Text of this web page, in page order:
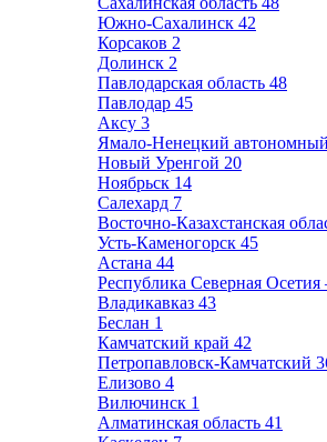
Южно-Сахалинск 42
Корсаков 2
Долинск 2
Павлодарская область 48
Павлодар 45
Аксу 3
Ямало-Ненецкий
Новый Уренгой 20
Ноябрьск 14
Салехард 7
Восточно-Казахстанская
Усть-Каменогорск 45
Астана 44
Республика Северная
Владикавказ 43
Беслан 1
Камчатский край 42
Петропавловск-Камчатский
Елизово 4
Вилючинск 1
Алматинская область 41